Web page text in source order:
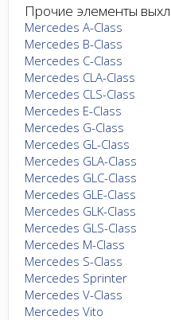
Прочие элементы
Mercedes A-Class
Mercedes B-Class
Mercedes C-Class
Mercedes CLA-Class
Mercedes CLS-Class
Mercedes E-Class
Mercedes G-Class
Mercedes GL-Class
Mercedes GLA-Class
Mercedes GLC-Class
Mercedes GLE-Class
Mercedes GLK-Class
Mercedes GLS-Class
Mercedes M-Class
Mercedes S-Class
Mercedes Sprinter
Mercedes V-Class
Mercedes Vito